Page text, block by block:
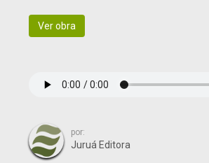
Ver obra
por:
Juruá Editora